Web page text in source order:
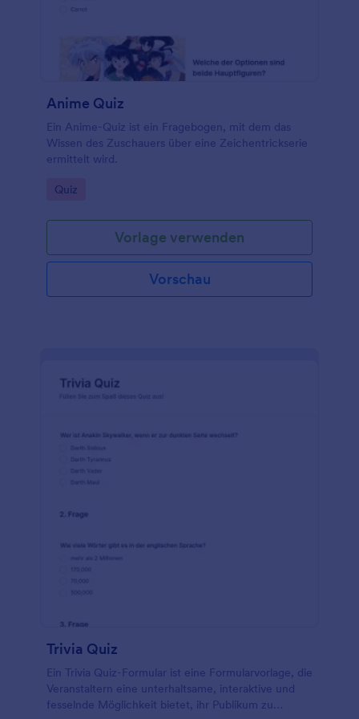
Anime Quiz
Ein Anime-Quiz ist ein Fragebogen, mit dem das
Wissen des Zuschauers über eine Zeichentrickserie
ermittelt wird.
Go to Category:
Quiz
Vorlage verwenden
Vorschau
Trivia Quiz
Ein Trivia Quiz-Formular ist eine Formularvorlage, die
Veranstaltern eine unterhaltsame, interaktive und
fesselnde Möglichkeit bietet, ihr Publikum zu